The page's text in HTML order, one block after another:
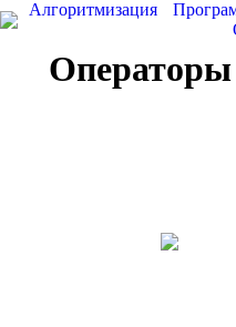
Алгоритмизация
Операторы